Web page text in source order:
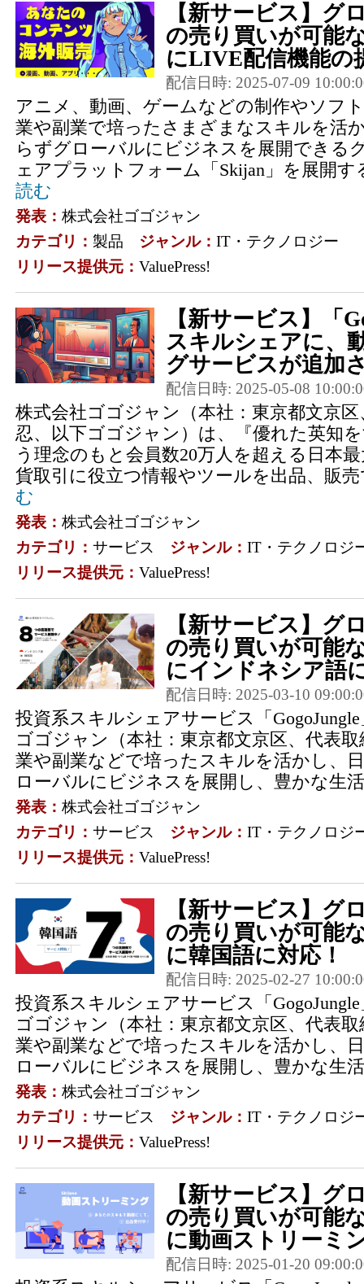
【新サービス】グ
の売り買いが可能
にLIVE配信機能の
配信日時: 2025-07-09
アニメ、動画、ゲームなどの制作やソフ
業や副業で培ったさまざまなスキルを活
らずグローバルにビジネスを展開できる
ェアプラットフォーム「Skijan」を展開す
読む
発表： 株式会社ゴゴジャン
カテゴリ： 製品 ジャンル： IT・テクノロジー
リリース提供元： ValuePress!
【新サービス】「
スキルシェアに、
グサービスが追加
配信日時: 2025-05-08
株式会社ゴゴジャン（本社：東京都文京
忍、以下ゴゴジャン）は、『優れた英知
う理念のもと会員数20万人を超える日本
貨取引に役立つ情報やツールを出品、販
む
発表： 株式会社ゴゴジャン
カテゴリ： サービス ジャンル： IT・テクノロジ
リリース提供元： ValuePress!
【新サービス】グ
の売り買いが可能
にインドネシア語
配信日時: 2025-03-10
投資系スキルシェアサービス「
ゴゴジャン（本社：東京都文京区、代表
業や副業などで培ったスキルを活かし、
ローバルにビジネスを展開し、豊かな生
発表： 株式会社ゴゴジャン
カテゴリ： サービス ジャンル： IT・テクノロジ
リリース提供元： ValuePress!
【新サービス】グ
の売り買いが可能
に韓国語に対応！
配信日時: 2025-02-27
投資系スキルシェアサービス「
ゴゴジャン（本社：東京都文京区、代表
業や副業などで培ったスキルを活かし、
ローバルにビジネスを展開し、豊かな生
発表： 株式会社ゴゴジャン
カテゴリ： サービス ジャンル： IT・テクノロジ
リリース提供元： ValuePress!
【新サービス】グ
の売り買いが可能
に動画ストリーミ
配信日時: 2025-01-20